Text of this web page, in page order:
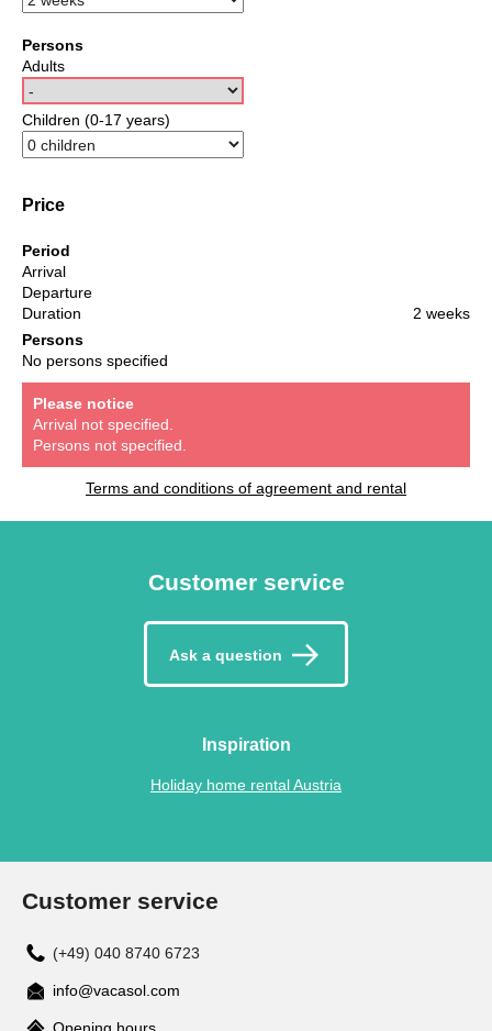
Persons
Adults
Children (0-17 years)
Price
Period
Arrival
Departure
Duration
2 weeks
Persons
No persons specified
Please notice
Arrival not specified.
Persons not specified.
Terms and conditions of agreement and rental
Customer service
Ask a question
Inspiration
Holiday home rental Austria
Customer service
(+49) 040 8740 6723
info@vacasol.com
Opening hours